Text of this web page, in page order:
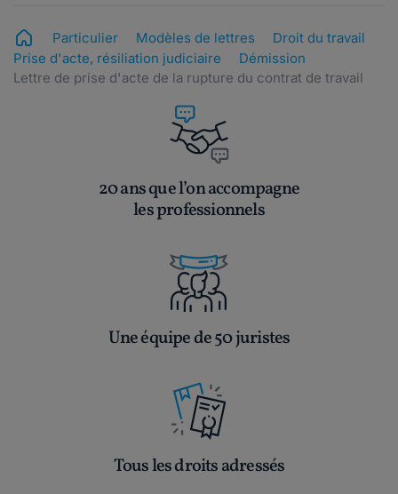
Particulier Modèles de lettres
Droit du travail
Prise d'acte, résiliation judiciaire
Démission
Lettre de prise d'acte de la rupture du contrat de travail
20 ans que l’on accompagne
les professionnels
Une équipe de 50 juristes
Tous les droits adressés